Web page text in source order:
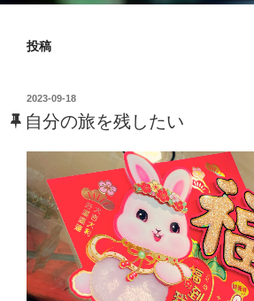
投稿
投
稿
日:
2023-09-18
自分の旅を残したい